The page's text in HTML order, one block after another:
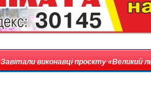
Завітали виконавці проєкту «Великий